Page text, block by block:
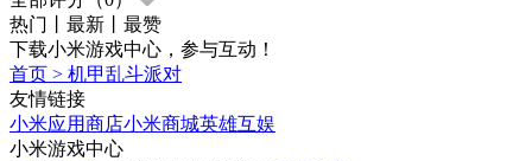
热门
最新
最赞
下载小米游戏中心，参与互动！
首页 > 机甲乱斗派对
友情链接
小米应用商店小米商城英雄互娱
小米游戏中心